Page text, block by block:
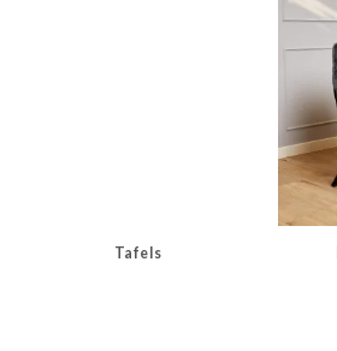
Tafels